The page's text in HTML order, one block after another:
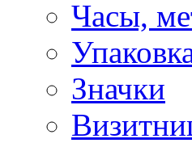
Часы,
Значки